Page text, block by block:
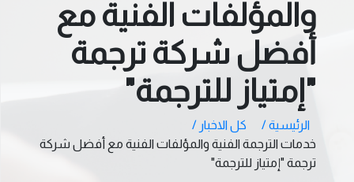
والمؤلفات الفنية مع
أفضل شركة ترجمة
"إمتياز للترجمة"
الرئيسية /
كل الاخبار /
خدمات الترجمة الفنية والمؤلفات الفنية مع أفضل شركة
ترجمة "إمتياز للترجمة"